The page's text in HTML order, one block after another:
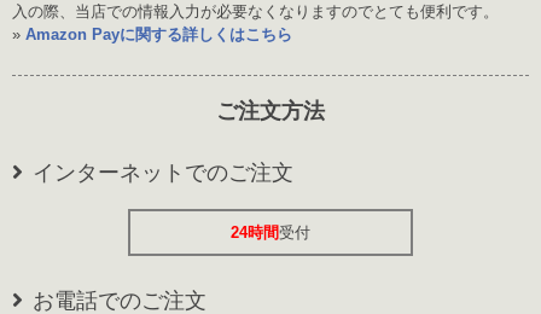
入の際、当店での情報入力が必要なくなりますのでとても便利です。
» Amazon Payに関する詳しくはこちら
ご注文方法
インターネットでのご注文
24時間受付
お電話でのご注文